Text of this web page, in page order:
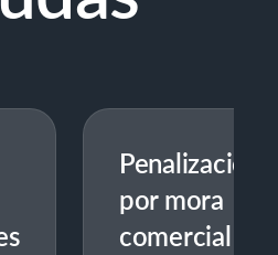
por mora
comercial